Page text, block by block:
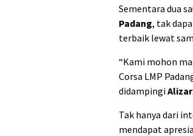
Sementara dua
Padang, tak
terbaik lewat
“Kami mohon
Corsa LMP
didampingiAlizar.
Tak hanya dari
mendapat